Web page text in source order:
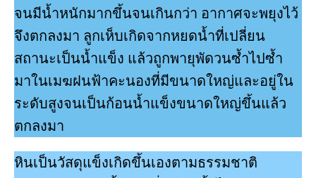
จนมีนํ้าหนักมากขึ้นจนเกินกว่า อากาศจะพยุงไว้
จึงตกลงมา ลูกเห็บเกิดจากหยดนํ้าที่เปลี่ยน
สถานะเป็นนํ้าแข็ง แล้วถูกพายุพัดวนซํ้าไปซํ้า
มาในเมฆฝนฟ้าคะนองที่มีขนาดใหญ่และอยู่ใน
ระดับสูงจนเป็นก้อนนํ้าแข็งขนาดใหญ่ขึ้นแล้ว
ตกลงมา
หินเป็นวัสดุแข็งเกิดขึ้นเองตามธรรมชาติ